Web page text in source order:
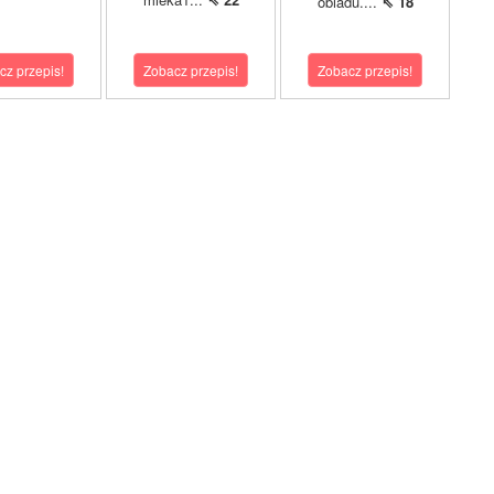
przepis! Zobacz przepis! Zobacz przepis!